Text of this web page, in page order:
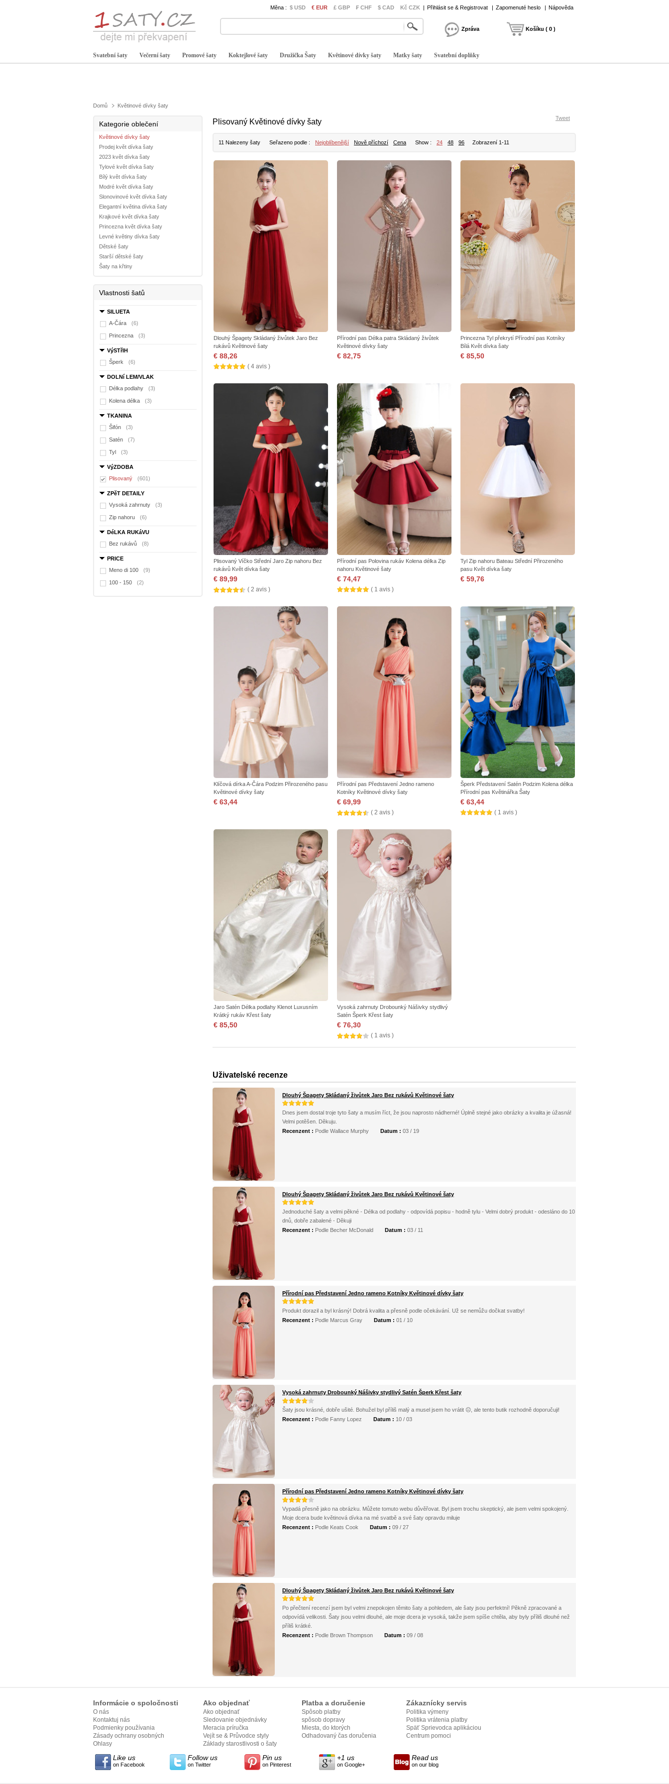
Měna : $ USD € EUR £ GBP ₣ CHF $ CAD Kč CZK | Přihlásit se & Registrovat | Zapomenuté heslo | Nápověda
Zpráva Košíku ( 0 )
Svatební šaty Večerní šaty Promové šaty Koktejlové šaty Družička Šaty Květinové dívky šaty Matky šaty Svatební doplňky
Domů Květinové dívky šaty
Kategorie oblečení
Květinové dívky šaty
Prodej květ dívka šaty
2023 květ dívka šaty
Tylové květ dívka šaty
Bílý květ dívka šaty
Modré květ dívka šaty
Slonovinové květ dívka šaty
Elegantní květina dívka šaty
Krajkové květ dívka šaty
Princezna květ dívka šaty
Levné květiny dívka šaty
Dětské šaty
Starší dětské šaty
Šaty na křtiny
Vlastnosti šatů
SILUETA
A-Čára
(6)
Princezna (3)
VýSTřIH
Šperk
(6)
DOLNí LEM/VLAK
Délka podlahy
(3)
Kolena délka (3)
TKANINA
Šifón
(3)
Satén (7)
Tyl (3)
VýZDOBA
Plisovaný
(601)
ZPěT DETAILY
Vysoká zahrnuty
(3)
Zip nahoru (6)
DéLKA RUKáVU
Bez rukávů
(8)
PRICE
Meno di 100
(9)
100 - 150 (2)
Plisovaný Květinové dívky šaty Tweet
11 Nalezeny šaty Seřazeno podle : Nejoblíbenější Nově příchozí Cena Show : 24 48 96 Zobrazení 1-11
Dlouhý Špagety Skládaný živůtek Jaro Bez
rukávů Květinové šaty
€ 88,26
( 4 avis )
Přírodní pas Délka patra Skládaný živůtek
Květinové dívky šaty
€ 82,75
Princezna Tyl překrytí Přírodní pas Kotníky
Bílá Květ dívka šaty
€ 85,50
Plisovaný Víčko Střední Jaro Zip nahoru Bez
rukávů Květ dívka šaty
€ 89,99
( 2 avis )
Přírodní pas Polovina rukáv Kolena délka Zip
nahoru Květinové šaty
€ 74,47
( 1 avis )
Tyl Zip nahoru Bateau Střední Přirozeného
pasu Květ dívka šaty
€ 59,76
Klíčová dírka A-Čára Podzim Přirozeného pasu
Květinové dívky šaty
€ 63,44
Přírodní pas Představení Jedno rameno
Kotníky Květinové dívky šaty
€ 69,99
( 2 avis )
Šperk Představení Satén Podzim Kolena délka
Přírodní pas Květinářka Šaty
€ 63,44
( 1 avis )
Jaro Satén Délka podlahy Klenot Luxusním
Krátký rukáv Křest šaty
€ 85,50
Vysoká zahrnuty Drobounký Nášivky stydlivý
Satén Šperk Křest šaty
€ 76,30
( 1 avis )
Uživatelské recenze
Dlouhý Špagety Skládaný živůtek Jaro Bez rukávů Květinové šaty
Dnes jsem dostal troje tyto šaty a musím říct, že jsou naprosto nádherné! Úplně stejné jako obrázky a kvalita je úžasná!
Velmi potěšen. Děkuju.
Recenzent : Podle Wallace Murphy Datum : 03 / 19
Dlouhý Špagety Skládaný živůtek Jaro Bez rukávů Květinové šaty
Jednoduché šaty a velmi pěkné - Délka od podlahy - odpovídá popisu - hodně tylu - Velmi dobrý produkt - odesláno do 10
dnů, dobře zabalené - Děkuji
Recenzent : Podle Becher McDonald Datum : 03 / 11
Přírodní pas Představení Jedno rameno Kotníky Květinové dívky šaty
Produkt dorazil a byl krásný! Dobrá kvalita a přesně podle očekávání. Už se nemůžu dočkat svatby!
Recenzent : Podle Marcus Gray Datum : 01 / 10
Vysoká zahrnuty Drobounký Nášivky stydlivý Satén Šperk Křest šaty
Šaty jsou krásné, dobře ušité. Bohužel byl příliš malý a musel jsem ho vrátit ☹, ale tento butik rozhodně doporučuji!
Recenzent : Podle Fanny Lopez Datum : 10 / 03
Přírodní pas Představení Jedno rameno Kotníky Květinové dívky šaty
Vypadá přesně jako na obrázku. Můžete tomuto webu důvěřovat. Byl jsem trochu skeptický, ale jsem velmi spokojený.
Moje dcera bude květinová dívka na mé svatbě a své šaty opravdu miluje
Recenzent : Podle Keats Cook Datum : 09 / 27
Dlouhý Špagety Skládaný živůtek Jaro Bez rukávů Květinové šaty
Po přečtení recenzí jsem byl velmi znepokojen těmito šaty a pohledem, ale šaty jsou perfektní! Pěkně zpracované a
odpovídá velikosti. Šaty jsou velmi dlouhé, ale moje dcera je vysoká, takže jsem spíše chtěla, aby byly příliš dlouhé než
příliš krátké.
Recenzent : Podle Brown Thompson Datum : 09 / 08
Informácie o spoločnosti
O nás
Kontaktuj nás
Podmienky používania
Zásady ochrany osobných
údajov
Ohlasy
Ako objednať
Ako objednať
Sledovanie objednávky
Meracia príručka
Vejít se & Průvodce styly
Základy starostlivosti o šaty
Platba a doručenie
Spôsob platby
spôsob dopravy
Miesta, do ktorých
odovzdame
Odhadovaný čas doručenia
Zákaznícky servis
Politika výmeny
Politika vrátenia platby
Späť Sprievodca aplikáciou
Centrum pomoci
Like us
on Facebook
Follow us
on Twitter
Pin us
on Pinterest
+1 us
on Google+
Read us
on our blog